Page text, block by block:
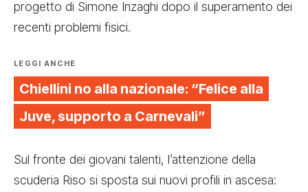
progetto di Simone Inzaghi dopo il superamento dei
recenti problemi fisici.
LEGGI ANCHE
Chiellini no alla nazionale: “Felice alla
Juve, supporto a Carnevali”
Sul fronte dei giovani talenti, l’attenzione della
scuderia Riso si sposta sui nuovi profili in ascesa: